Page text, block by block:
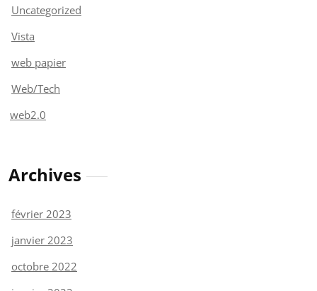
Uncategorized
Vista
web papier
Web/Tech
web2.0
Archives
février 2023
janvier 2023
octobre 2022